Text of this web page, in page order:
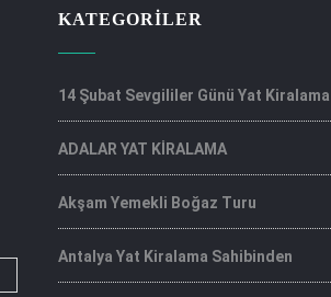
KATEGORILER
14 Şubat Sevgililer Günü Yat Kiralama
ADALAR YAT KİRALAMA
Akşam Yemekli Boğaz Turu
Antalya Yat Kiralama Sahibinden